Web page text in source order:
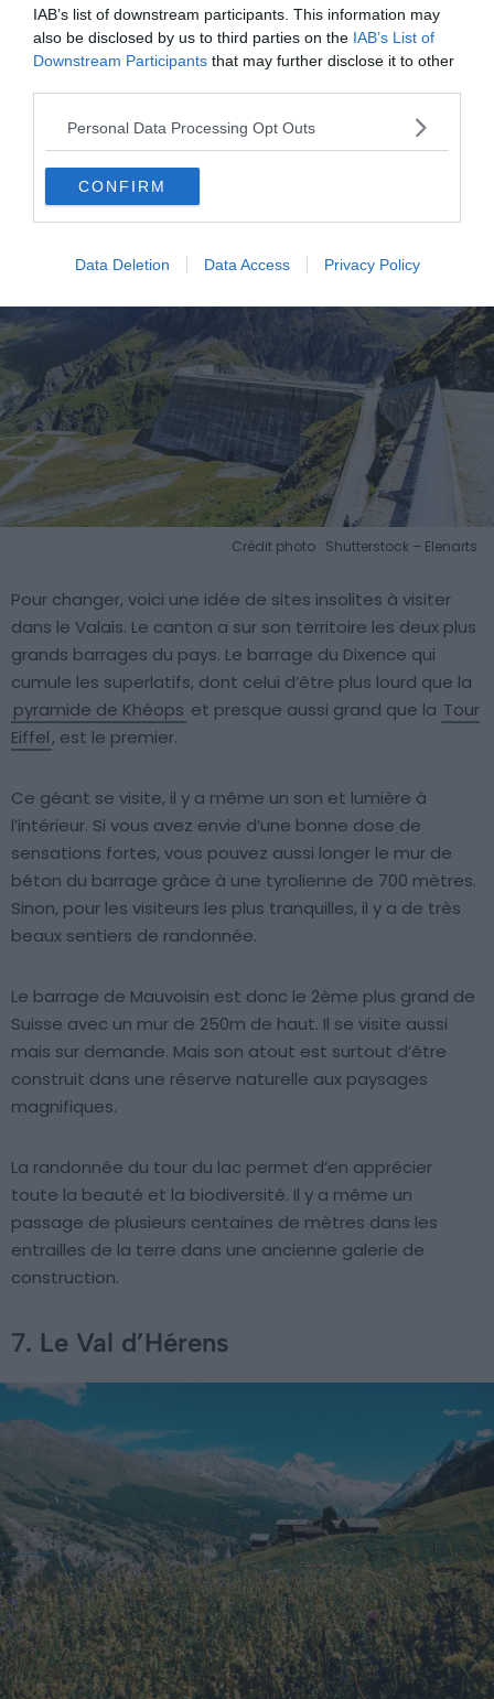
IAB’s list of downstream participants. This information may
also be disclosed by us to third parties on the IAB’s List of
Downstream Participants that may further disclose it to other
Personal Data Processing Opt Outs
CONFIRM
Data Deletion Data Access Privacy Policy
En plus du temple, y sont exposées les découvertes
faites sur le site lors de fouilles archéologiques sur la
commune. Enfin, le dernier espace est un musée de
l’Automobile.
6. Les barrages
Crédit photo : Shutterstock – Elenarts
Pour changer, voici une idée de sites insolites à visiter
dans le Valais. Le canton a sur son territoire les deux plus
grands barrages du pays. Le barrage du Dixence qui
cumule les superlatifs, dont celui d’être plus lourd que la
pyramide de Khéops et presque aussi grand que la Tour
Eiffel, est le premier.
Ce géant se visite, il y a même un son et lumière à
l’intérieur. Si vous avez envie d’une bonne dose de
sensations fortes, vous pouvez aussi longer le mur de
béton du barrage grâce à une tyrolienne de 700 mètres.
Sinon, pour les visiteurs les plus tranquilles, il y a de très
beaux sentiers de randonnée.
Le barrage de Mauvoisin est donc le 2ème plus grand de
Suisse avec un mur de 250m de haut. Il se visite aussi
mais sur demande. Mais son atout est surtout d’être
construit dans une réserve naturelle aux paysages
magnifiques.
La randonnée du tour du lac permet d’en apprécier
toute la beauté et la biodiversité. Il y a même un
passage de plusieurs centaines de mètres dans les
entrailles de la terre dans une ancienne galerie de
construction.
7. Le Val d’Hérens